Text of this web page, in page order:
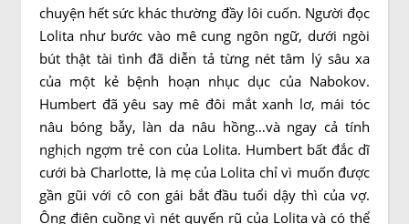
chuyện hết sức khác thường đầy lôi cuốn. Người đọc
Lolita như bước vào mê cung ngôn ngữ, dưới ngòi
bút thật tài tình đã diễn tả từng nét tâm lý sâu xa
của một kẻ bệnh hoạn nhục dục của Nabokov.
Humbert đã yêu say mê đôi mắt xanh lơ, mái tóc
nâu bóng bẫy, làn da nâu hồng…và ngay cả tính
nghịch ngợm trẻ con của Lolita. Humbert bất đắc dĩ
cưới bà Charlotte, là mẹ của Lolita chỉ vì muốn được
gần gũi với cô con gái bắt đầu tuổi dậy thì của vợ.
Ông điên cuồng vì nét quyến rũ của Lolita và có thể